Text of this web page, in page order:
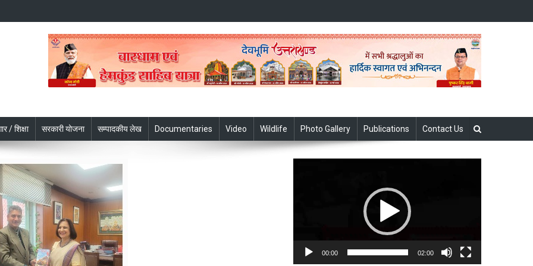
/ शिक्षा सरकारी योजना सम्पादकीय लेख Documentaries Video Wildlife Photo Gallery Publications Contact Us
00:00 02:00